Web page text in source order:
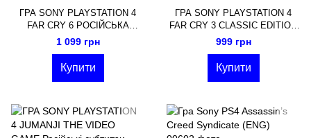
ГРА SONY PLAYSTATION 4
FAR CRY 6 РОСІЙСЬКА
ОЗВУЧКА
1 099 грн
Купити
ГРА SONY PLAYSTATION 4
FAR CRY 3 CLASSIC EDITION
РОСІЙСЬКА ОЗВУЧКА
999 грн
Купити